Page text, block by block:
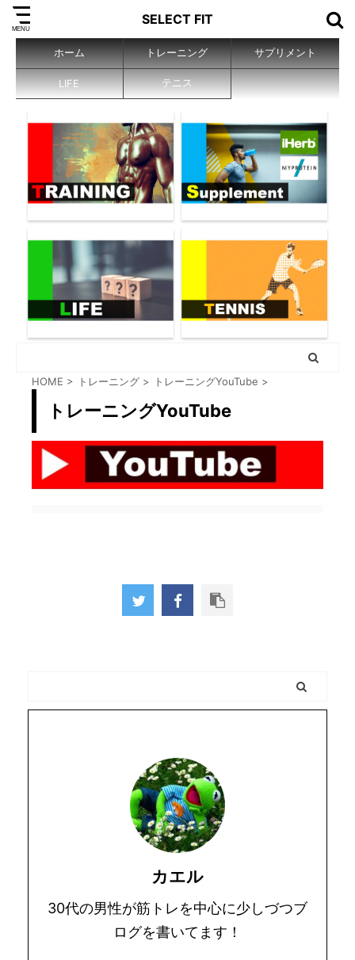
SELECT FIT
ホーム トレーニング サプリメント
LIFE テニス
HOME > トレーニング > トレーニングYouTube >
トレーニングYouTube
カエル
30代の男性が筋トレを中心に少しづつブ
ログを書いてます！